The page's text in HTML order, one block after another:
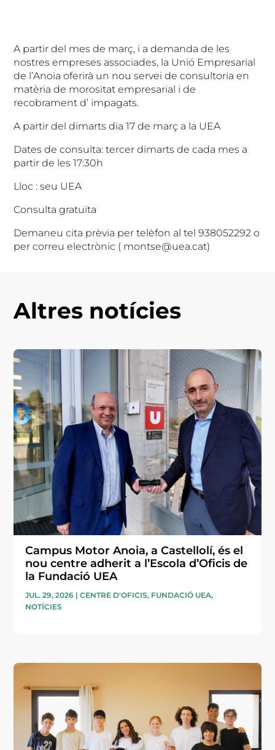
A partir del mes de març, i a demanda de les
nostres empreses associades, la Unió Empresarial
de l’Anoia oferirà un nou servei de consultoria en
matèria de morositat empresarial i de
recobrament d’ impagats.
A partir del dimarts dia 17 de març a la UEA
Dates de consulta: tercer dimarts de cada mes a
partir de les 17:30h
Lloc : seu UEA
Consulta gratuïta
Demaneu cita prèvia per telèfon al tel 938052292 o
per correu electrònic ( montse@uea.cat)
Altres notícies
Campus Motor Anoia, a Castellolí, és el
nou centre adherit a l’Escola d’Oficis de
la Fundació UEA
JUL. 29, 2026 |CENTRE D'OFICIS, FUNDACIÓ UEA,
NOTÍCIES